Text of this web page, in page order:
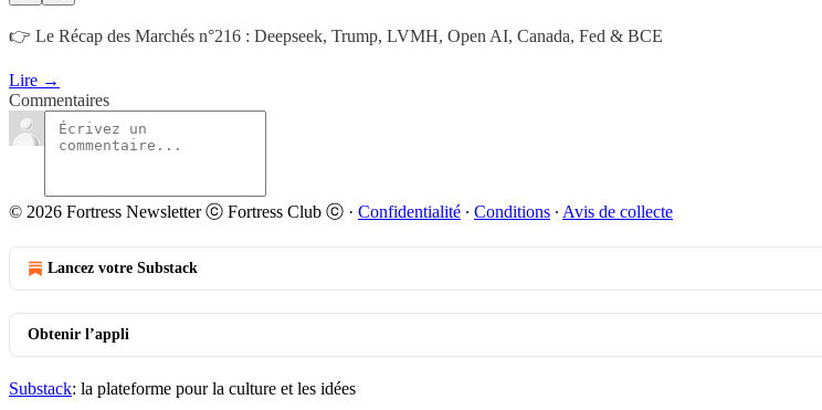
👉 Le Récap des Marchés n°216 : Deepseek, Trump, LVMH, Open AI, Canada, Fed & BCE
Lire →
Commentaires
© 2026 Fortress Newsletter ⓒ Fortress Club ⓒ · Confidentialité ∙ Conditions ∙ Avis de collecte
Lancez votre Substack
Obtenir l’appli
Substack: la plateforme pour la culture et les idées